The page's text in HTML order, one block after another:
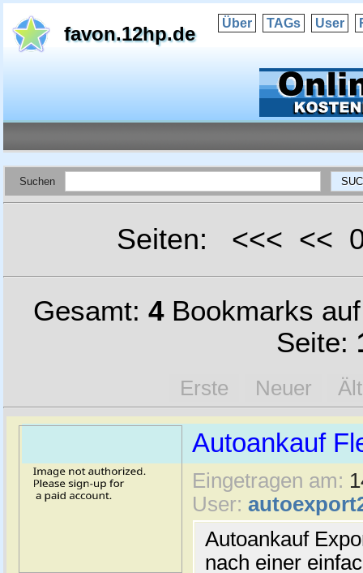
favon.12hp.de Über TAGs User
Suchen
Seiten: <<< <<
Gesamt: 4Bookmarks
Seite:
Erste Neuer
Autoankauf
Eingetragen am:
User:
Autoankauf
nach einer